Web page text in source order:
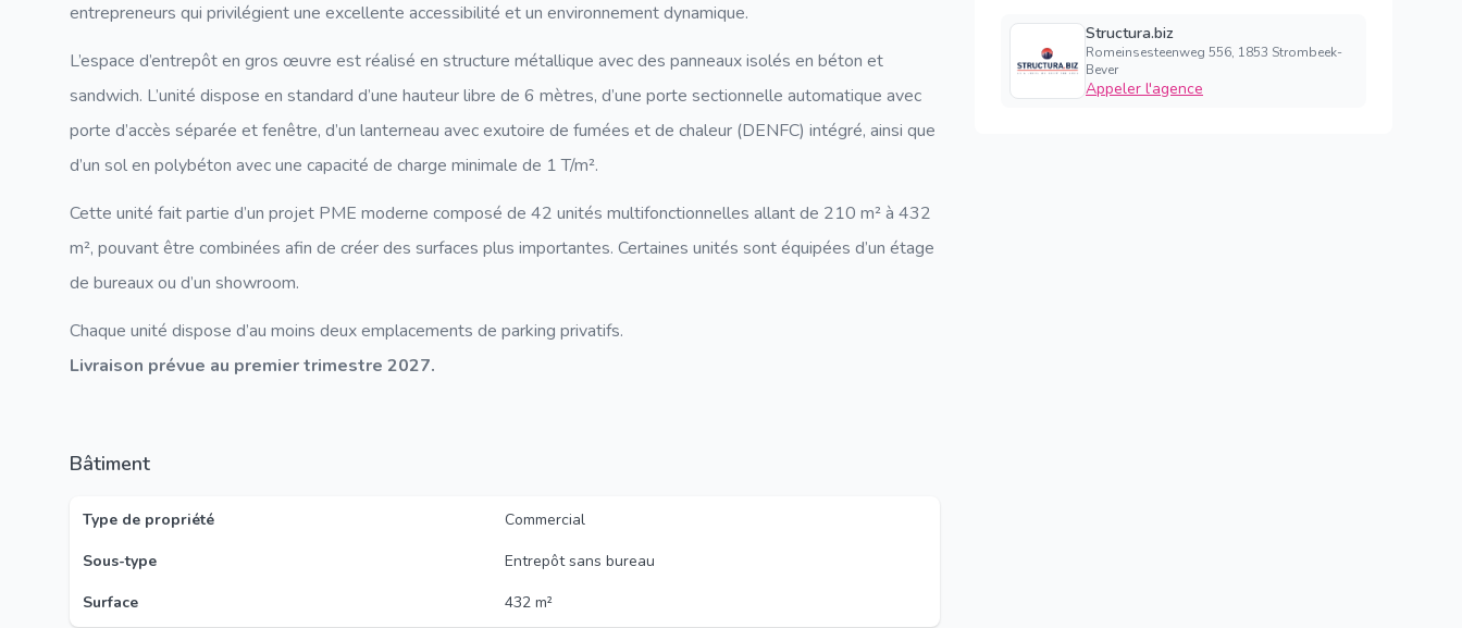
entrepreneurs qui privilégient une excellente accessibilité et un environnement dynamique.
L’espace d’entrepôt en gros œuvre est réalisé en structure métallique avec des panneaux isolés en béton et
sandwich. L’unité dispose en standard d’une hauteur libre de 6 mètres, d’une porte sectionnelle automatique avec
porte d’accès séparée et fenêtre, d’un lanterneau avec exutoire de fumées et de chaleur (DENFC) intégré, ainsi que
d’un sol en polybéton avec une capacité de charge minimale de 1 T/m².
Cette unité fait partie d’un projet PME moderne composé de 42 unités multifonctionnelles allant de 210 m² à 432
m², pouvant être combinées afin de créer des surfaces plus importantes. Certaines unités sont équipées d’un étage
de bureaux ou d’un showroom.
Chaque unité dispose d’au moins deux emplacements de parking privatifs.
Livraison prévue au premier trimestre 2027.
Bâtiment
Type de propriété
Commercial
Sous-type
Entrepôt sans bureau
Surface
432 m²
Structura.biz
Romeinsesteenweg 556, 1853 Strombeek-
Bever
Appeler l'agence